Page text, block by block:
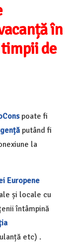
în
de
poate fi
putând fi
la
Europene
și locale cu
întâmpină
etc) .